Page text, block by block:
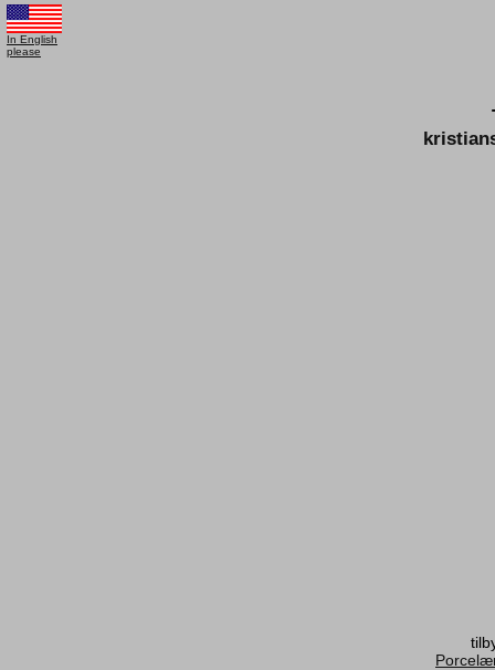
In English
please